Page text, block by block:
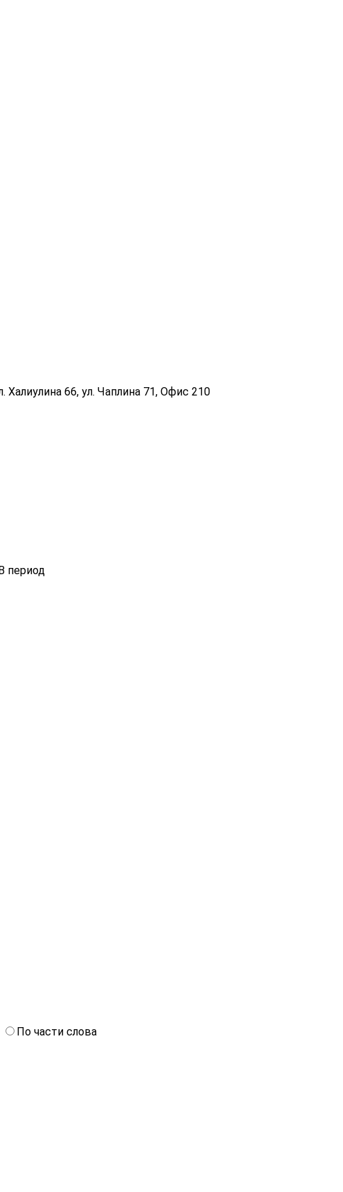
Халиулина 66, ул. Чаплина 71, Офис 210
период
По части слова